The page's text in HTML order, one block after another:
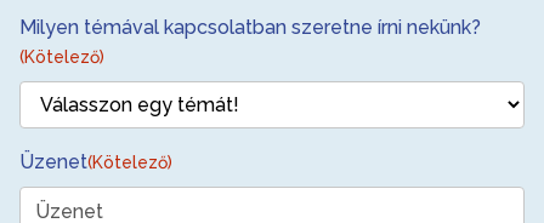
Milyen témával kapcsolatban szeretne írni nekünk?
(Kötelező)
Üzenet(Kötelező)